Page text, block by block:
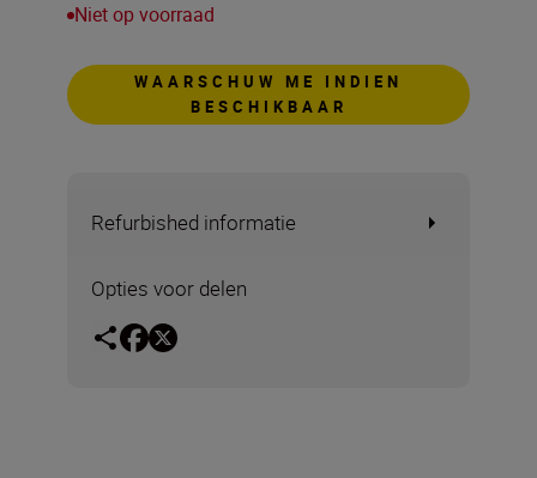
Niet op voorraad
WAARSCHUW ME INDIEN
BESCHIKBAAR
Refurbished informatie
Opties voor delen